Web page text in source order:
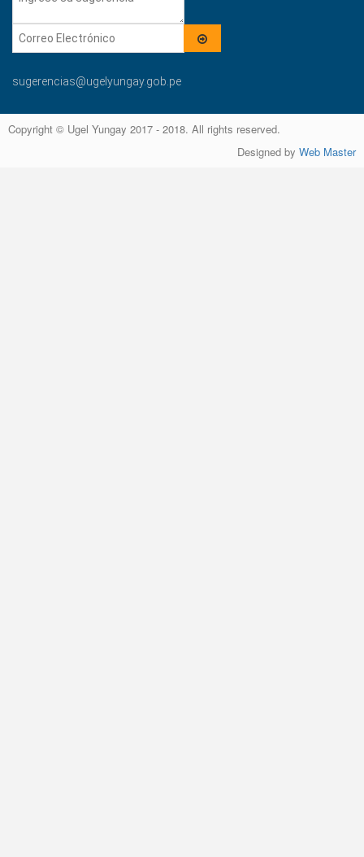
sugerencias@ugelyungay.gob.pe
Copyright © Ugel Yungay 2017 - 2018. All rights reserved.
Designed by Web Master